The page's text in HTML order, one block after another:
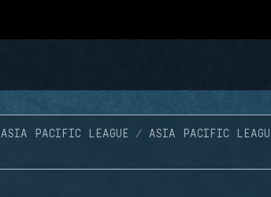
ASIA PACIFIC LEAGUE ASIA PACIFIC